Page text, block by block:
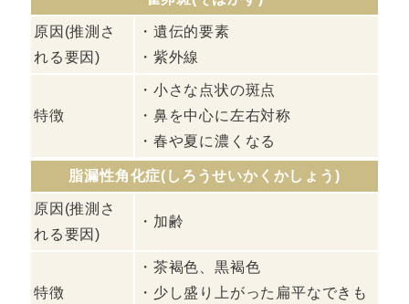
原因(推測さ
れる要因)
・遺伝的要素
・紫外線
特徴
・小さな点状の斑点
・鼻を中心に左右対称
・春や夏に濃くなる
脂漏性角化症(しろうせいかくかしょう)
原因(推測さ
れる要因)
・加齢
特徴
・茶褐色、黒褐色
・少し盛り上がった扁平なできも